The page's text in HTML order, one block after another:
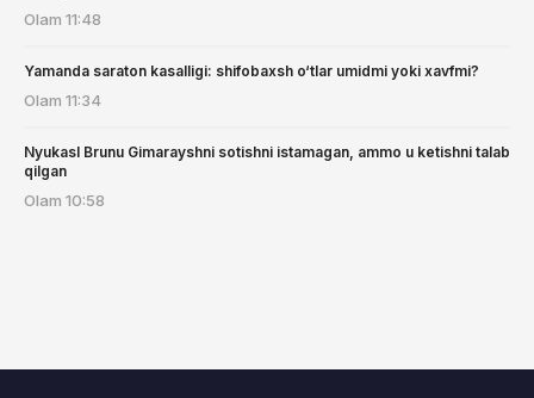
Olam 11:48
Yamanda saraton kasalligi: shifobaxsh o‘tlar umidmi yoki xavfmi?
Olam 11:34
Nyukasl Brunu Gimarayshni sotishni istamagan, ammo u ketishni talab
qilgan
Olam 10:58